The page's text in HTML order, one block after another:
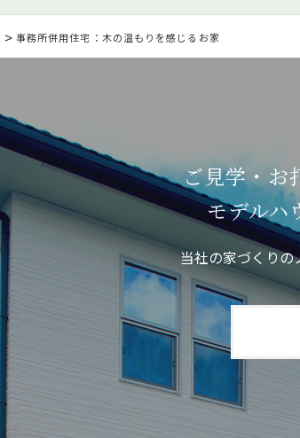
> 事務所併用住宅：木の温もりを感じるお家
ご見学・お
モデルハ
当社の家づくりの